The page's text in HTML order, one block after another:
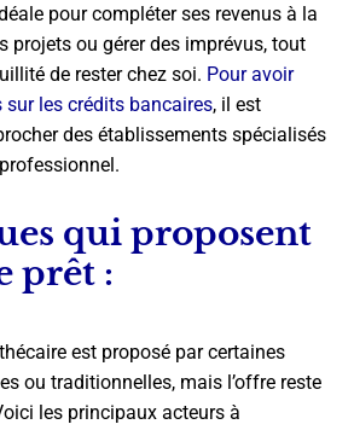
pour compléter ses revenus à la
projets ou gérer des imprévus, tout
de rester chez soi. Pour avoir
sur les crédits bancaires, il est
des établissements spécialisés
qui proposent
prêt :
est proposé par certaines
ou traditionnelles, mais l’offre reste
les principaux acteurs à